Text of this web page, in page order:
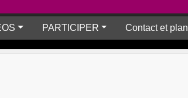
PARTICIPER Contact et plan